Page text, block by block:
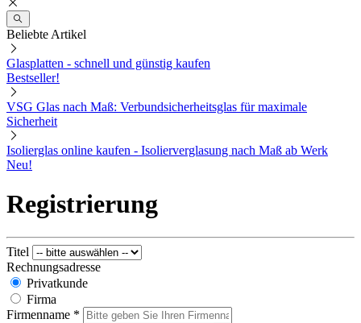
Beliebte Artikel
Glasplatten - schnell und günstig kaufen
Bestseller!
VSG Glas nach Maß: Verbundsicherheitsglas für maximale
Sicherheit
Isolierglas online kaufen - Isolierverglasung nach Maß ab Werk
Neu!
Registrierung
Titel
Rechnungsadresse
Privatkunde
Firma
Firmenname *